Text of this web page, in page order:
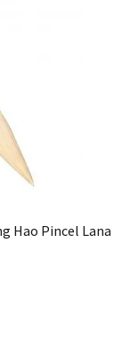
Hao Pincel Lana